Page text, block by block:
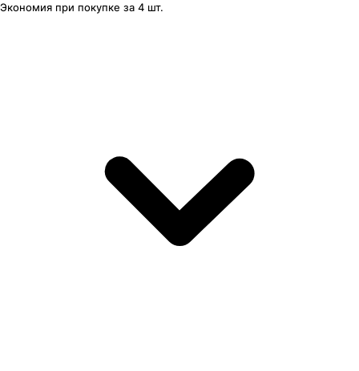
Экономия при покупке за 4 шт.